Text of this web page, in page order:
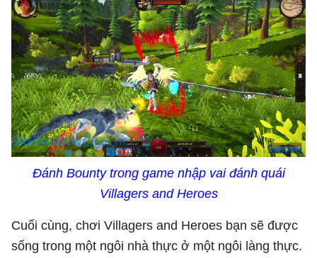
Đánh Bounty trong game nhập vai đánh quái
Villagers and Heroes
Cuối cùng, chơi Villagers and Heroes bạn sẽ được
sống trong một ngôi nhà thực ở một ngôi làng thực.